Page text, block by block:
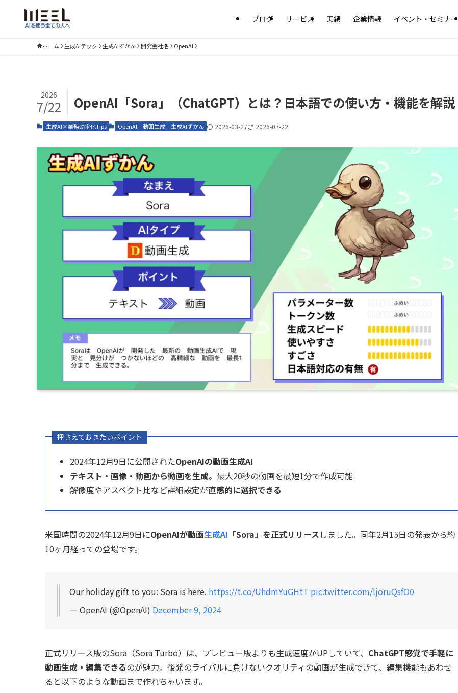
ブログ サービス 実績 企業情報 イベント・セミナー
ホーム 生成AIテック 生成AIずかん 開発会社名 OpenAI
OpenAI「Sora」（ChatGPT）とは？日本語での使い方・機能を解説
2026
7/22
生成AI×業務効率化Tips OpenAI 動画生成 生成AIずかん 2026-03-27 2026-07-22
押さえておきたいポイント
2024年12月9日に公開されたOpenAIの動画生成AI
テキスト・画像・動画から動画を生成。最大20秒の動画を最短1分で作成可能
解像度やアスペクト比など詳細設定が直感的に選択できる
米国時間の2024年12月9日にOpenAIが動画生成AI 「Sora」を正式リリースしました。同年2月15日の発表から約
10ヶ月経っての登場です。
Our holiday gift to you: Sora is here. https://t.co/UhdmYuGHtT pic.twitter.com/ljoruQsfO0
— OpenAI (@OpenAI) December 9, 2024
正式リリース版のSora（Sora Turbo）は、プレビュー版よりも生成速度がUPしていて、 ChatGPT感覚で手軽に
動画生成・編集できるのが魅力。後発のライバルに負けないクオリティの動画が生成できて、編集機能もあわせ
ると以下のような動画まで作れちゃいます。